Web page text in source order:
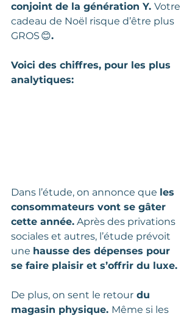
conjoint de la génération Y. Votre
cadeau de Noël risque d’être plus
GROS 😊.
Voici des chiffres, pour les plus
analytiques:
Dans l’étude, on annonce que les
consommateurs vont se gâter
cette année. Après des privations
sociales et autres, l’étude prévoit
une hausse des dépenses pour
se faire plaisir et s’offrir du luxe.
De plus, on sent le retour du
magasin physique. Même si les